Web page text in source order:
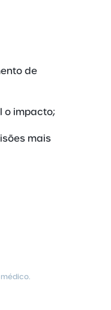
de
o impacto;
mais